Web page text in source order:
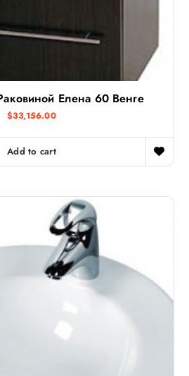
Елена 60 Венге
$33,156.00
Add to cart